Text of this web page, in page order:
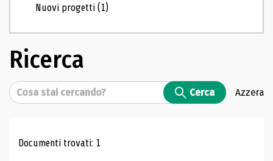
Nuovi progetti(1)
Ricerca
Cerca Cerca Azzera
Risultati di ricerca
Documenti trovati: 1